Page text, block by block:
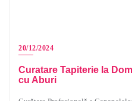
20/12/2024
Curatare Tapiterie la
cu Aburi